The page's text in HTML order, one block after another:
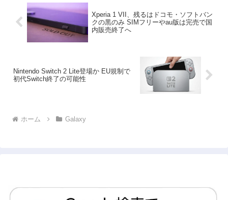
Xperia 1 VII、残るはドコモ・ソフトバン
クの黒のみ SIMフリーやau版は完売で国
内販売終了へ
Nintendo Switch 2 Lite登場か EU規制で
初代Switch終了の可能性
ホーム Galaxy